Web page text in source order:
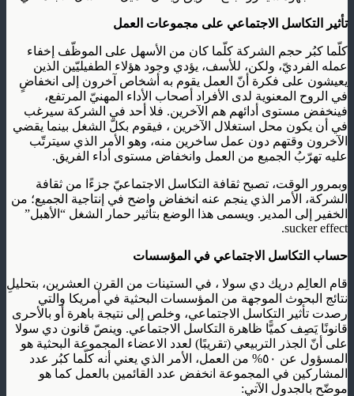
تأثير التكاسل الاجتماعي على مجموعات العمل
كلّما كبُر حجم الشركة كلّما كان من الأسهل على الموظّف إخفاء
عمله الفرديّ، ولكن، للأسف، يؤدي وجود هؤلاء الطفيليّين الذين
يعيشون على فكرة أنّ العمل يقوم به أشخاص آخرون إلى انخفاضٍ
في الروح المعنوية لدى الأفراد أصحاب الأداء المهنيّ المرتفع،
فينخفض مستوى أدائهم هم الآخرين. فلا أحد في الشركة سيرغب
في أن يكون محل استغلال الآخرين ، فيقوم بكلّ الشغل بينما يقضي
الآخرون وقتهم دون عمل ساخرين منه، وهو الأمر الذي سيترتّب
عليه تهرّبُ الجميع من العمل وانخفاض مستوى أداء الفريق.
وبمرور الوقت، تصبح ثقافة التكاسل الاجتماعيّ جزءًا من ثقافة
الشركة، الأمر الذي ينجم عنه انخفاض واضح في إنتاجية الجميع؛ من
الخفير إلى المدير. ويسمى هذا الوضع بتأثير حمار الشغل “الأهبل”
sucker effect.
حساب التكاسل الاجتماعي في المؤسسات
قام العالِم دريك دي سولا ، في الستينات من القرن العشرين، بتحليلِ
نتائج البحوث الموجهة من المؤسسات البحثية في أمريكا والتي
رصدت تأثير التكاسل الاجتماعي، وخلص إلى نتيجة باهرة أو بالأحرى
قانونًا يَصِف كميًّا ظاهرة التكاسل الاجتماعي. وينصّ قانون دي سولا
على أنّ الجذر التربيعي (تقريبًا) لعدد الاعضاء المجموعة البحثية هو
المسؤول عن ٥٠% من العمل، الأمر الذي يعني أنه كلّما كبُر عدد
المشاركين في المجموعة انخفض عدد القائمين بالعمل كما هو
موضّح بالجدول الآتي: